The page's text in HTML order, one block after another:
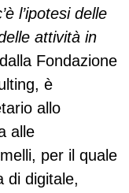
l’ipotesi delle
attività in
Fondazione
è
allo
alle
per il quale
di digitale,